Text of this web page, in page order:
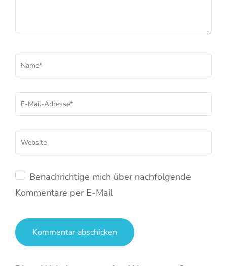
Name*
E-
Mail*
Website
Benachrichtige mich über nachfolgende
Kommentare per E-Mail